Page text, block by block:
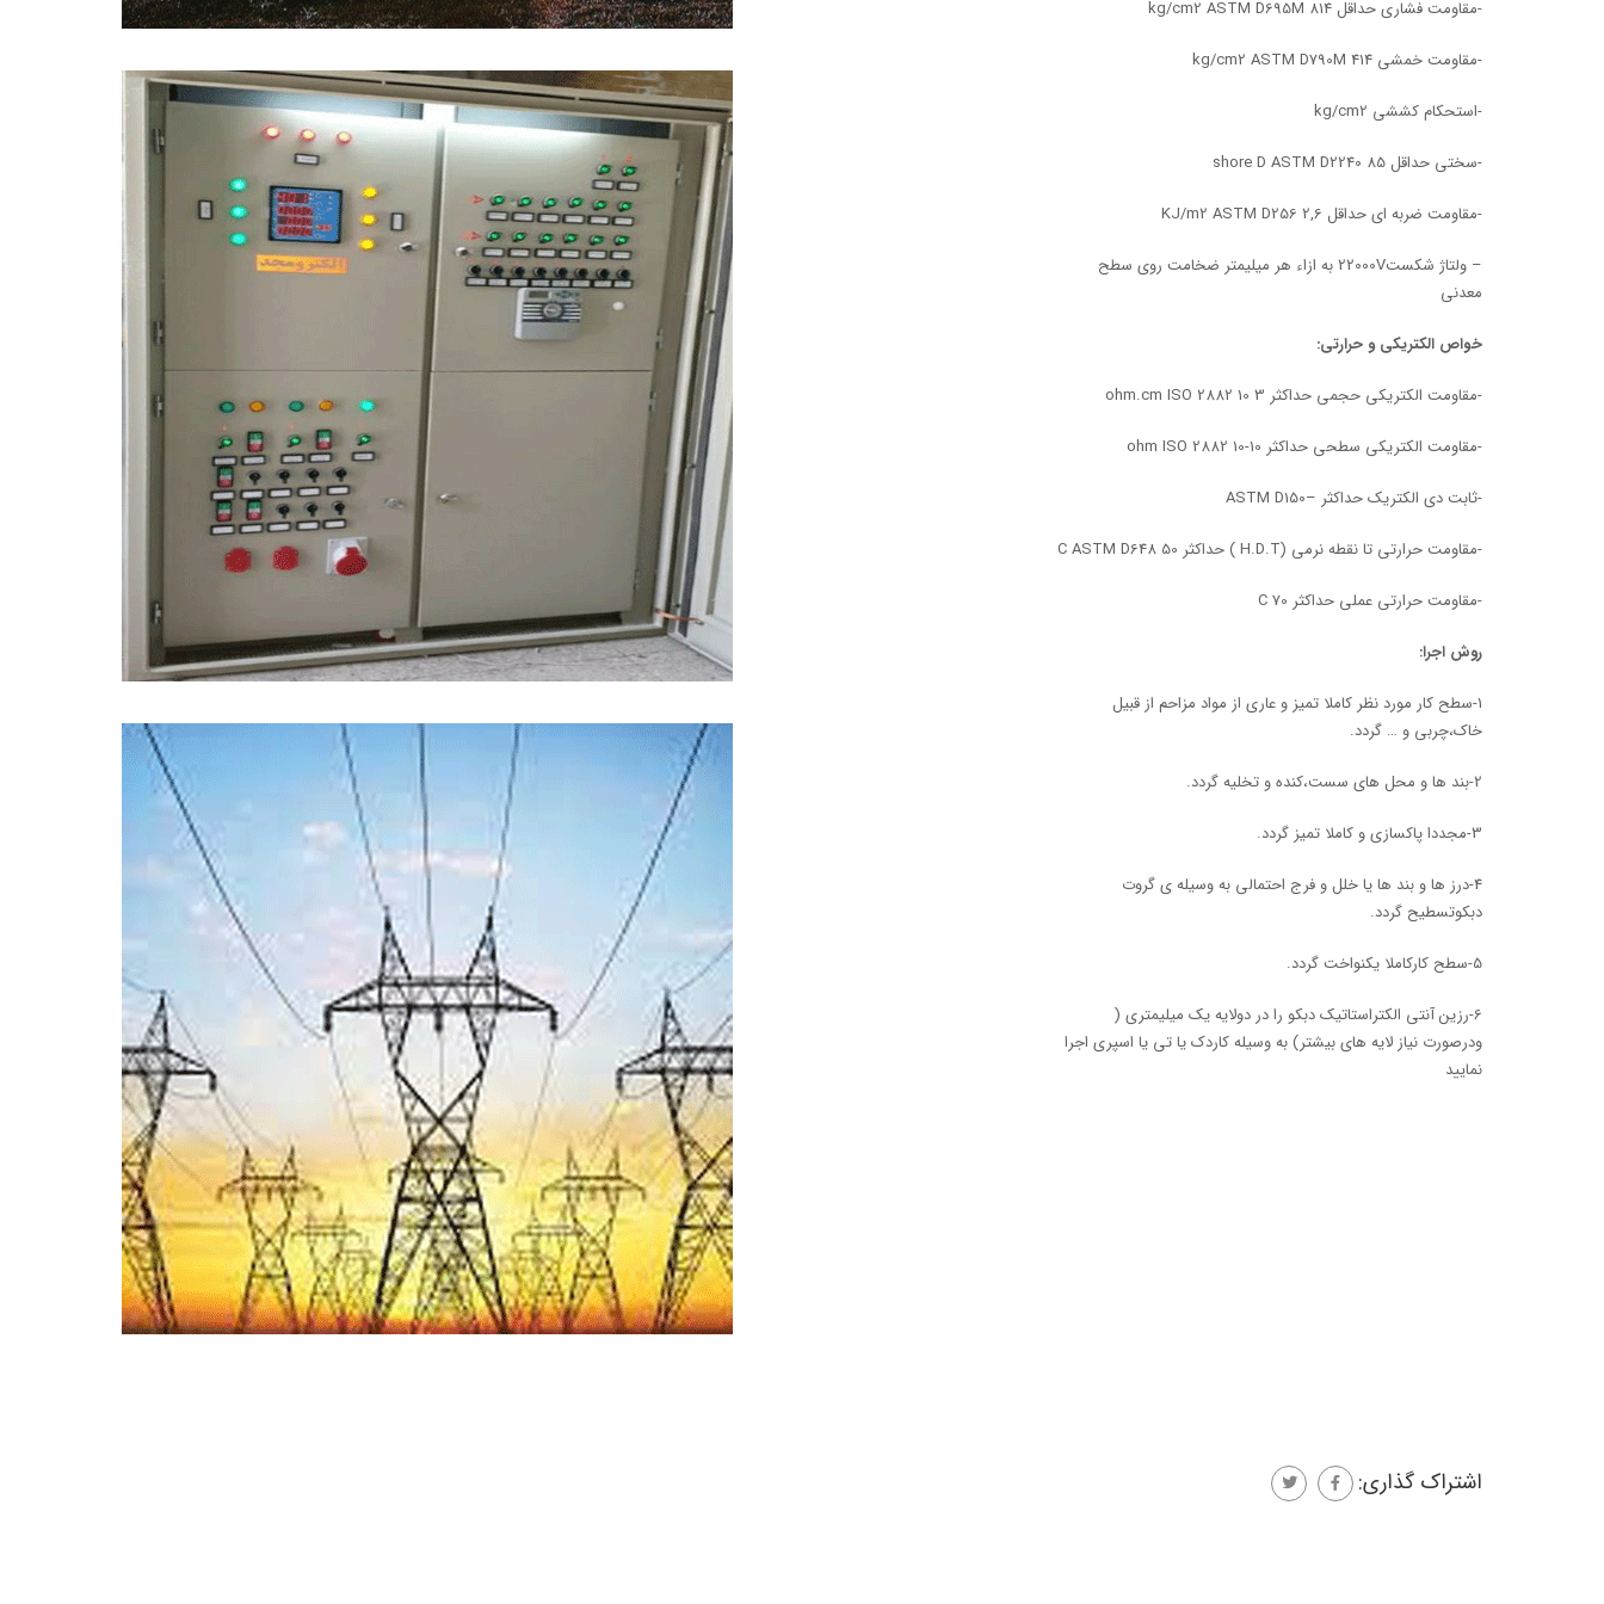
-مقاومت فشاری حداقل kg/cm2 ASTM D695M 814
-مقاومت خمشی kg/cm2 ASTM D790M 414
-استحکام کششی kg/cm2
-سختی حداقل shore D ASTM D2240 85
-مقاومت ضربه ای حداقل KJ/m2 ASTM D256 2,6
– ولتاژ شکست22000V به ازاء هر میلیمتر ضخامت روی سطح
معدنی
خواص الکتریکی و حرارتی:
-مقاومت الکتریکی حجمی حداکثر ohm.cm ISO 2882 10 3
-مقاومت الکتریکی سطحی حداکثر ohm ISO 2882 10-10
-ثابت دی الکتریک حداکثر –ASTM D150
-مقاومت حرارتی تا نقطه نرمی (H.D.T ) حداکثر C ASTM D648 50
-مقاومت حرارتی عملی حداکثر C 70
روش اجرا:
1-سطح کار مورد نظر کاملا تمیز و عاری از مواد مزاحم از قبیل
خاک،چربی و … گردد.
2-بند ها و محل های سست،کنده و تخلیه گردد.
3-مجددا پاکسازی و کاملا تمیز گردد.
4-درز ها و بند ها یا خلل و فرج احتمالی به وسیله ی گروت
دبکوتسطیح گردد.
5-سطح کارکاملا یکنواخت گردد.
6-رزین آنتی الکتراستاتیک دبکو را در دولایه یک میلیمتری (
ودرصورت نیاز لایه های بیشتر) به وسیله کاردک یا تی یا اسپری اجرا
نمایید
اشتراک گذاری: